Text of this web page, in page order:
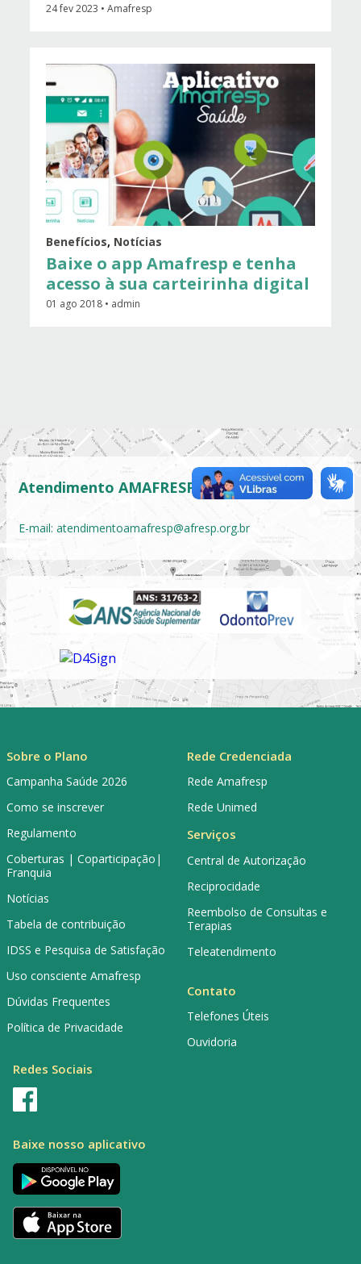
24 fev 2023 • Amafresp
Benefícios, Notícias
Baixe o app Amafresp e tenha
acesso à sua carteirinha digital
01 ago 2018 • admin
Atendimento AMAFRESP
E-mail: atendimentoamafresp@afresp.org.br
Sobre o Plano
Campanha Saúde 2026
Como se inscrever
Regulamento
Coberturas | Coparticipação|
Franquia
Notícias
Tabela de contribuição
IDSS e Pesquisa de Satisfação
Uso consciente Amafresp
Dúvidas Frequentes
Política de Privacidade
Rede Credenciada
Rede Amafresp
Rede Unimed
Serviços
Central de Autorização
Reciprocidade
Reembolso de Consultas e
Terapias
Teleatendimento
Contato
Telefones Úteis
Ouvidoria
Redes Sociais
Baixe nosso aplicativo